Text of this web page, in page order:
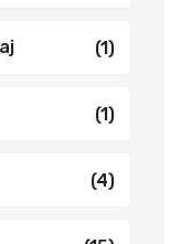
(1)
(1)
(4)